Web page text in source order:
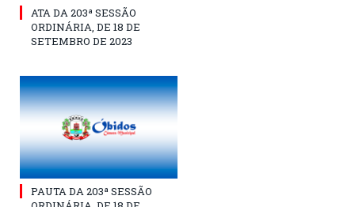
ATA DA 203ª SESSÃO
ORDINÁRIA, DE 18 DE
SETEMBRO DE 2023
PAUTA DA 203ª SESSÃO